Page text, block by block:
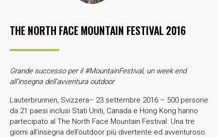
THE NORTH FACE MOUNTAIN FESTIVAL 2016
Grande successo per il #MountainFestival, un week end
all’insegna dell’avventura outdoor
Lauterbrunnen, Svizzera– 23 settembre 2016 – 500 persone
da 21 paesi inclusi Stati Uniti, Canada e Hong Kong hanno
partecipato al The North Face Mountain Festival. Una tre
giorni all’insegna dell’outdoor più divertente ed avventuroso.